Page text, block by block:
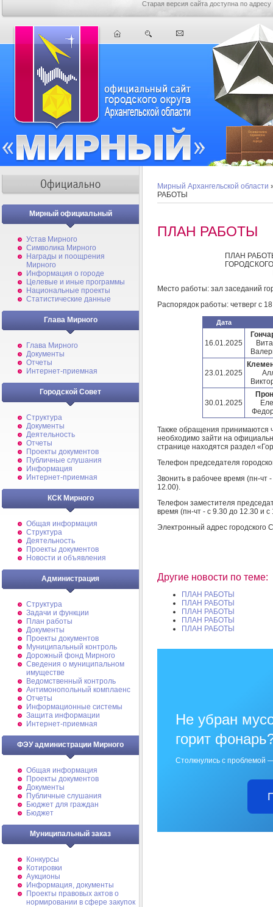
Старая версия сайта доступна по адресу
Мирный официальный
Устав Мирного
Символика Мирного
Награды и поощрения
Мирного
Информация о городе
Целевые и иные программы
Национальные проекты
Статистические данные
Глава Мирного
Глава Мирного
Документы
Отчеты
Интернет-приемная
Городской Совет
Структура
Документы
Деятельность
Отчеты
Проекты документов
Публичные слушания
Информация
Интернет-приемная
КСК Мирного
Общая информация
Структура
Деятельность
Проекты документов
Новости и объявления
Администрация
Структура
Задачи и функции
План работы
Документы
Проекты документов
Муниципальный контроль
Дорожный фонд Мирного
Cведения о муниципальном
имуществе
Ведомственный контроль
Антимонопольный комплаенс
Отчеты
Информационные системы
Защита информации
Интернет-приемная
ФЭУ администрации Мирного
Общая информация
Проекты документов
Документы
Публичные слушания
Бюджет для граждан
Бюджет
Муниципальный заказ
Конкурсы
Котировки
Аукционы
Информация, документы
Проекты правовых актов о
нормировании в сфере закупок
Мирный Архангельской области
РАБОТЫ
ПЛАН РАБОТЫ
ПЛАН
Место работы: зал заседаний
Распорядок работы: четверг с
Дата
16.01.2025
23.01.2025
30.01.2025
Также обращения принимаются
необходимо зайти на
странице находятся раздел
Телефон председателя
Звонить в рабочее время (пн-чт
12.00).
Телефон заместителя
время (пн-чт - с 9.30 до 12.30 и
Электронный адрес городского
Другие новости по теме:
ПЛАН РАБОТЫ
ПЛАН РАБОТЫ
ПЛАН РАБОТЫ
ПЛАН РАБОТЫ
ПЛАН РАБОТЫ
Не убран
горит
Столкнулись с проблемой